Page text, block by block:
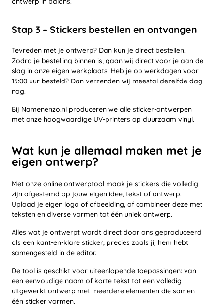
Stap 3 – Stickers bestellen en ontvangen
Tevreden met je ontwerp? Dan kun je direct bestellen.
Zodra je bestelling binnen is, gaan wij direct voor je aan de
slag in onze eigen werkplaats. Heb je op werkdagen voor
15:00 uur besteld? Dan verzenden wij meestal dezelfde dag
nog.
Bij Namenenzo.nl produceren we alle sticker-ontwerpen
met onze hoogwaardige UV-printers op duurzaam vinyl.
Wat kun je allemaal maken met je
eigen ontwerp?
Met onze online ontwerptool maak je stickers die volledig
zijn afgestemd op jouw eigen idee, tekst of ontwerp.
Upload je eigen logo of afbeelding, of combineer deze met
teksten en diverse vormen tot één uniek ontwerp.
Alles wat je ontwerpt wordt direct door ons geproduceerd
als een kant-en-klare sticker, precies zoals jij hem hebt
samengesteld in de editor.
De tool is geschikt voor uiteenlopende toepassingen: van
een eenvoudige naam of korte tekst tot een volledig
uitgewerkt ontwerp met meerdere elementen die samen
één sticker vormen.